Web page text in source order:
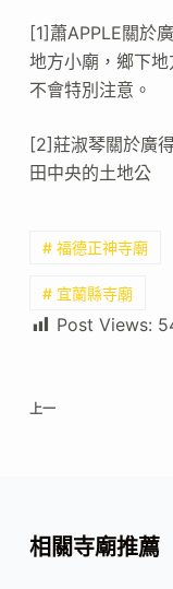
[1]蕭APPLE關於
地方小廟，鄉下
不會特別注意。
[2]莊淑琴關於廣
田中央的土地公
# 福德正神寺廟
# 宜蘭縣寺廟
Post Views:
上一
相關寺廟推薦